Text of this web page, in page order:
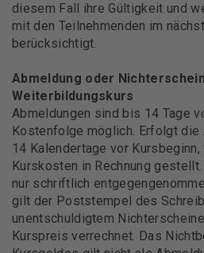
diesem Fall ihre Gültigkeit und
mit den Teilnehmenden im
berücksichtigt.
Abmeldung oder
Weiterbildungskurs
Abmeldungen sind bis 14 Tage
Kostenfolge möglich. Erfolgt die
14 Kalendertage vor
Kurskosten in Rechnung
nur schriftlich
gilt der Poststempel des
unentschuldigtem
Kurspreis verrechnet. Das